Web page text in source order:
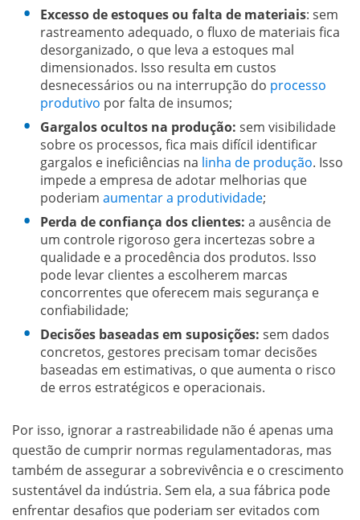
Excesso de estoques ou falta de materiais: sem
rastreamento adequado, o fluxo de materiais fica
desorganizado, o que leva a estoques mal
dimensionados. Isso resulta em custos
desnecessários ou na interrupção do processo
produtivo por falta de insumos;
Gargalos ocultos na produção: sem visibilidade
sobre os processos, fica mais difícil identificar
gargalos e ineficiências na linha de produção. Isso
impede a empresa de adotar melhorias que
poderiam aumentar a produtividade;
Perda de confiança dos clientes: a ausência de
um controle rigoroso gera incertezas sobre a
qualidade e a procedência dos produtos. Isso
pode levar clientes a escolherem marcas
concorrentes que oferecem mais segurança e
confiabilidade;
Decisões baseadas em suposições: sem dados
concretos, gestores precisam tomar decisões
baseadas em estimativas, o que aumenta o risco
de erros estratégicos e operacionais.
Por isso, ignorar a rastreabilidade não é apenas uma
questão de cumprir normas regulamentadoras, mas
também de assegurar a sobrevivência e o crescimento
sustentável da indústria. Sem ela, a sua fábrica pode
enfrentar desafios que poderiam ser evitados com